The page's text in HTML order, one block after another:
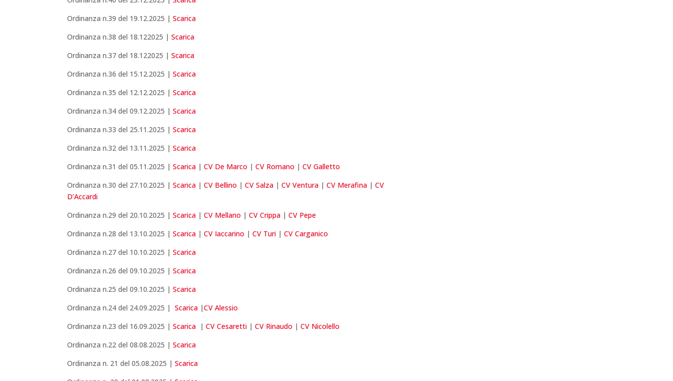
Ordinanza n.39 del 19.12.2025 |Scarica
Ordinanza n.38 del 18.122025 |Scarica
Ordinanza n.37 del 18.122025 |Scarica
Ordinanza n.36 del 15.12.2025 |Scarica
Ordinanza n.35 del 12.12.2025 |Scarica
Ordinanza n.34 del 09.12.2025 |Scarica
Ordinanza n.33 del 25.11.2025 |Scarica
Ordinanza n.32 del 13.11.2025 |Scarica
Ordinanza n.31 del 05.11.2025 |Scarica |CV De Marco |CV Romano |CV Galletto
Ordinanza n.30 del 27.10.2025 |Scarica |CV Bellino |CV Salza |CV Ventura |CV Merafina |CV
D’Accardi
Ordinanza n.29 del 20.10.2025 |Scarica |CV Mellano |CV Crippa |CV Pepe
Ordinanza n.28 del 13.10.2025 |Scarica |CV Iaccarino |CV Turi |CV Carganico
Ordinanza n.27 del 10.10.2025 |Scarica
Ordinanza n.26 del 09.10.2025 |Scarica
Ordinanza n.25 del 09.10.2025 |Scarica
Ordinanza n.24 del 24.09.2025 |Scarica |CV Alessio
Ordinanza n.23 del 16.09.2025 |Scarica |CV Cesaretti |CV Rinaudo |CV Nicolello
Ordinanza n.22 del 08.08.2025 |Scarica
Ordinanza n. 21 del 05.08.2025 |Scarica